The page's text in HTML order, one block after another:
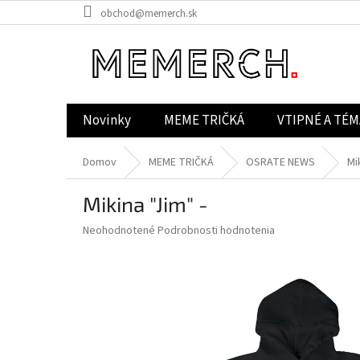
na
obchod@memerch.sk
Novinky MEME TRIČKÁ VTIPNÉ A
Domov MEME TRIČKÁ OSRATE NEWS
Mikina "Jim" -
Priemerné
Neohodnotené Podrobnosti hodnotenia